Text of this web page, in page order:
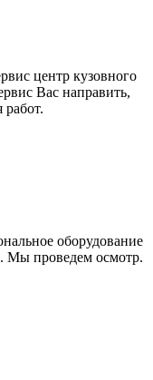
центр кузовного
Вас направить,
оборудование
Мы проведем осмотр.